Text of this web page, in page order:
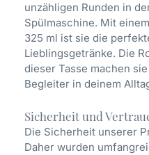
unzähligen Runden in
Spülmaschine. Mit
325 ml ist sie die
Lieblingsgetränke. Die
dieser Tasse machen
Begleiter in deinem
Sicherheit und
Die Sicherheit unserer
Daher wurden